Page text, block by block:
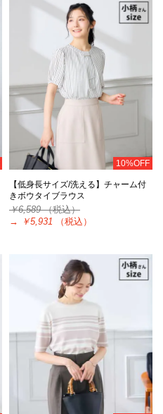
10%OFF
【低身長サイズ/洗える】チャーム付
きボウタイブラウス
￥6,589（税込）
→
￥5,931 （税込）